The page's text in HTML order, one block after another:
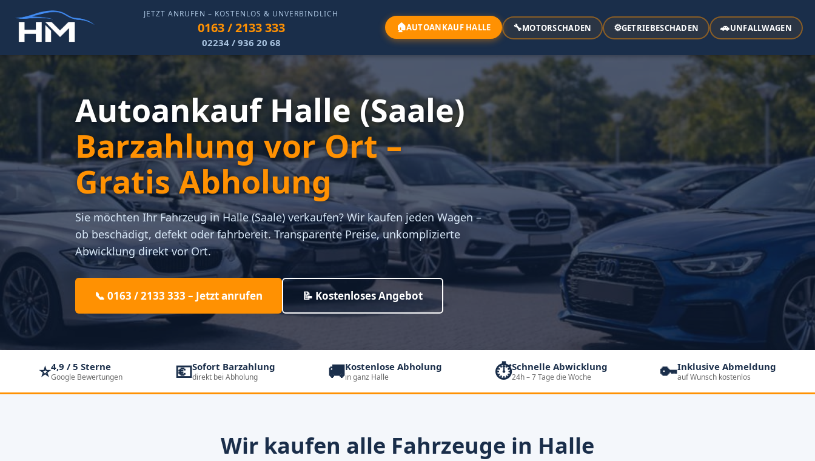
JETZT ANRUFEN – KOSTENLOS & UNVERBINDLICH
0163 / 2133 333
02234 / 936 20 68
🏠AUTOANKAUF HALLE 🔧MOTORSCHADEN ⚙️GETRIEBESCHADEN 🚗UNFALLWAGEN
Autoankauf Halle (Saale)
Barzahlung vor Ort –
Gratis Abholung
Sie möchten Ihr Fahrzeug in Halle (Saale) verkaufen? Wir kaufen jeden Wagen –
ob beschädigt, defekt oder fahrbereit. Transparente Preise, unkomplizierte
Abwicklung direkt vor Ort.
📞 0163 / 2133 333 – Jetzt anrufen 📝 Kostenloses Angebot
⭐4,9 / 5 Sterne
Google Bewertungen 💶Sofort Barzahlung
direkt bei Abholung 🚚Kostenlose Abholung
in ganz Halle ⏱️Schnelle Abwicklung
24h – 7 Tage die Woche 🔑Inklusive Abmeldung
auf Wunsch kostenlos
Wir kaufen alle Fahrzeuge in Halle